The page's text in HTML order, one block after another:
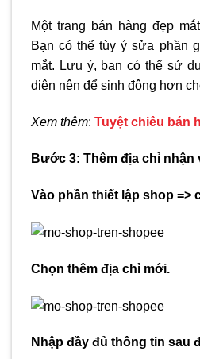
Một trang bán hàng đẹp
Bạn có thể tùy ý sửa phần
mắt. Lưu ý, bạn có thể sử
diện nên để sinh động hơn
Xem thêm: Tuyệt chiêu bán
Bước 3: Thêm địa chỉ nhận
Vào phần thiết lập shop =>
Chọn thêm địa chỉ mới.
Nhập đầy đủ thông tin sau